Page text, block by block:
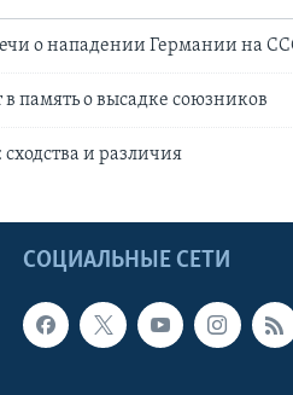
о нападении Германии на
память о высадке союзников
и различия
СОЦИАЛЬНЫЕ СЕТИ